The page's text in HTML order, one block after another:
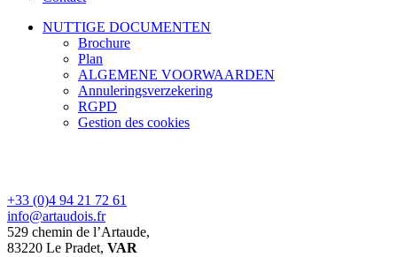
NUTTIGE DOCUMENTEN
Brochure
Plan
ALGEMENE VOORWAARDEN
Annuleringsverzekering
RGPD
Gestion des cookies
+33 (0)4 94 21 72 61
info@artaudois.fr
529 chemin de l’Artaude,
83220 Le Pradet, VAR